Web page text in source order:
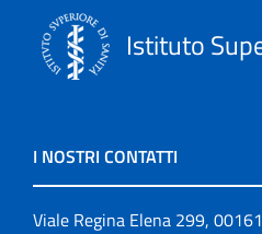
Istituto
I NOSTRI CONTATTI
Viale Regina Elena 299,